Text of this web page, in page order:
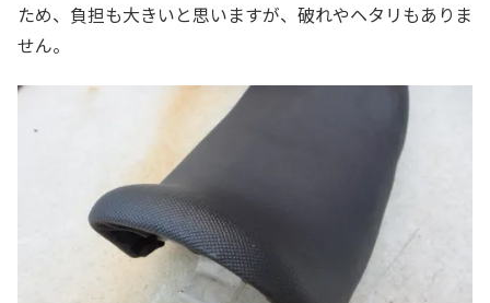
ため、負担も大きいと思いますが、破れやヘタリもありま
せん。